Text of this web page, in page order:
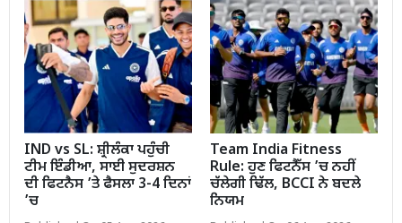
IND vs SL: ਸ਼੍ਰੀਲੰਕਾ ਪਹੁੰਚੀ
ਟੀਮ ਇੰਡੀਆ, ਸਾਈ ਸੁਦਰਸ਼ਨ
ਦੀ ਫਿਟਨੈਸ ’ਤੇ ਫੈਸਲਾ 3-4 ਦਿਨਾਂ
’ਚ
Team India Fitness
Rule: ਹੁਣ ਫਿਟਨੈੱਸ ’ਚ ਨਹੀਂ
ਚੱਲੇਗੀ ਢਿੱਲ, BCCI ਨੇ ਬਦਲੇ
ਨਿਯਮ